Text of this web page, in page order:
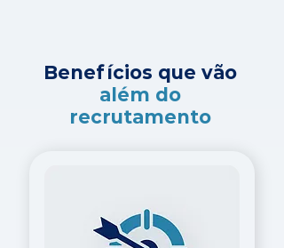
Benefícios que vão
além do
recrutamento